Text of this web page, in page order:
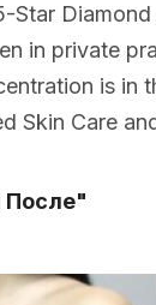
Star
in private
is in
Skin Care
После"